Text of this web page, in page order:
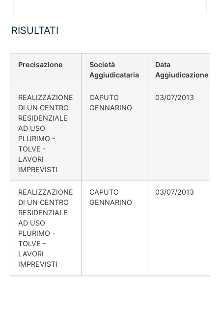
RISULTATI
Precisazione
Società
Aggiudicataria
Data
Aggiudicazione
REALIZZAZIONE
DI UN CENTRO
RESIDENZIALE
AD USO
PLURIMO -
TOLVE -
LAVORI
IMPREVISTI
CAPUTO
GENNARINO
03/07/2013
REALIZZAZIONE
DI UN CENTRO
RESIDENZIALE
AD USO
PLURIMO -
TOLVE -
LAVORI
IMPREVISTI
CAPUTO
GENNARINO
03/07/2013